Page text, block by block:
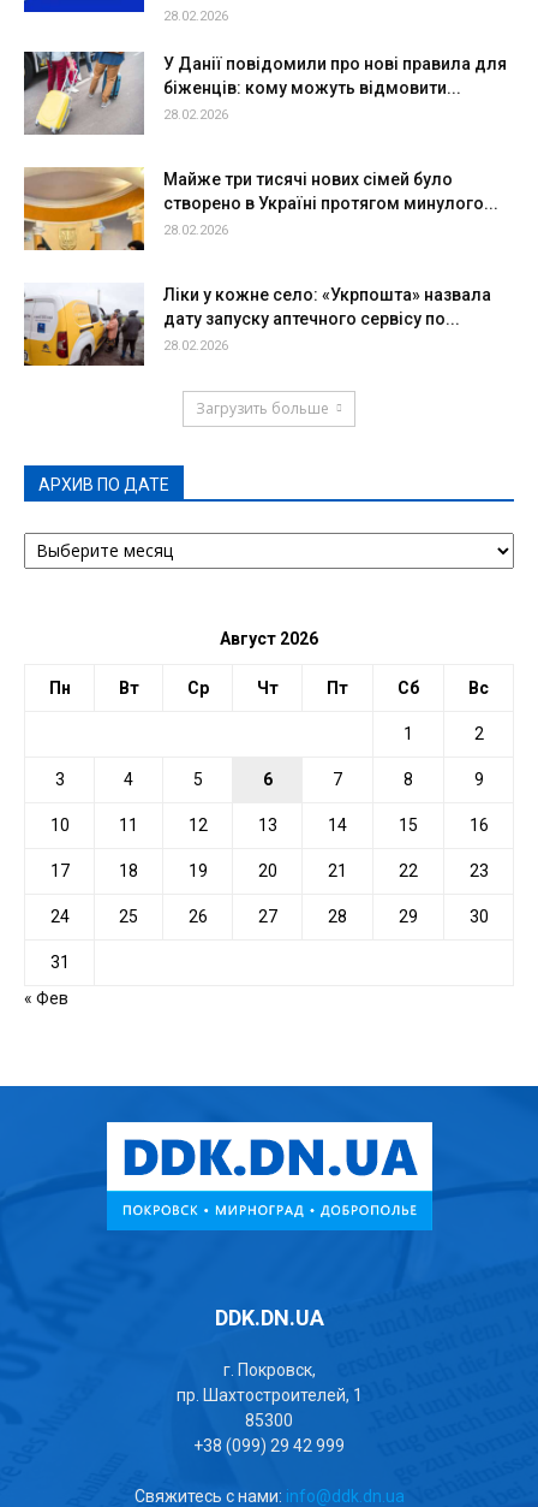
28.02.2026
У Данії повідомили про нові правила для
біженців: кому можуть відмовити...
28.02.2026
Майже три тисячі нових сімей було
створено в Україні протягом минулого...
28.02.2026
Ліки у кожне село: «Укрпошта» назвала
дату запуску аптечного сервісу по...
28.02.2026
Загрузить больше
АРХИВ ПО ДАТЕ
АРХИВ
ПО
Август 2026
Пн Вт Ср Чт Пт Сб Вс
1 2
3 4 5 6 7 8 9
10 11 12 13 14 15 16
17 18 19 20 21 22 23
24 25 26 27 28 29 30
31
« Фев
DDK.DN.UA
г. Покровск,
пр. Шахтостроителей, 1
85300
+38 (099) 29 42 999
Свяжитесь с нами: info@ddk.dn.ua